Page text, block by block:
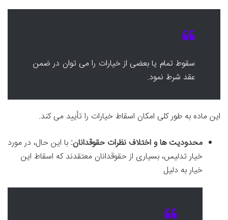
سقوط تمام یا بعضی از خیارات را می توان در ضمن
عقد شرط نمود.
این ماده به طور کلی امکان اسقاط خیارات را تأیید می کند.
محدودیت ها و اختلاف نظرات حقوقدانان: با این حال، در مورد
خیار تدلیس، بسیاری از حقوقدانان معتقدند که اسقاط این
خیار به دلیل